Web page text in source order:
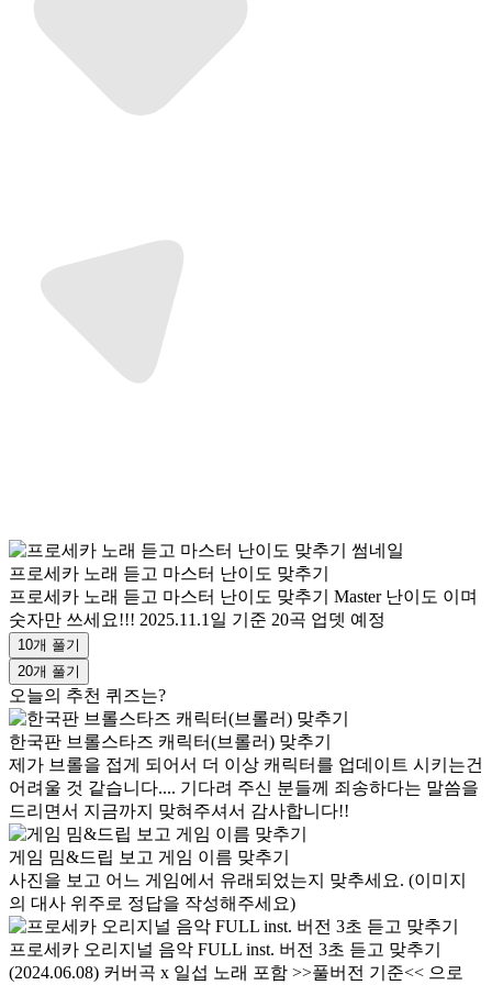
프로세카 노래 듣고 마스터 난이도 맞추기
프로세카 노래 듣고 마스터 난이도 맞추기 Master 난이도 이며
숫자만 쓰세요!!! 2025.11.1일 기준 20곡 업뎃 예정
10개 풀기
20개 풀기
오늘의 추천 퀴즈는?
한국판 브롤스타즈 캐릭터(브롤러) 맞추기
제가 브롤을 접게 되어서 더 이상 캐릭터를 업데이트 시키는건
어려울 것 같습니다.... 기다려 주신 분들께 죄송하다는 말씀을
드리면서 지금까지 맞혀주셔서 감사합니다!!
게임 밈&드립 보고 게임 이름 맞추기
사진을 보고 어느 게임에서 유래되었는지 맞추세요. (이미지
의 대사 위주로 정답을 작성해주세요)
프로세카 오리지널 음악 FULL inst. 버전 3초 듣고 맞추기
(2024.06.08) 커버곡 x 일섭 노래 포함 >>풀버전 기준<< 으로